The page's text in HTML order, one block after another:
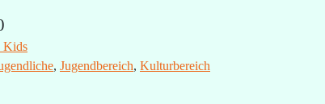
Kids
, Jugendbereich, Kulturbereich